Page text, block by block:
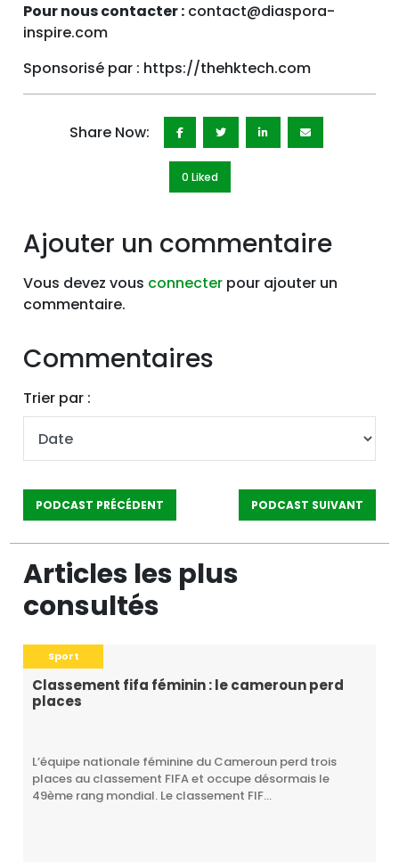
Pour nous contacter : contact@diaspora-
inspire.com
Sponsorisé par : https://thehktech.com
Share Now:
0 Liked
Ajouter un commentaire
Vous devez vous connecter pour ajouter un
commentaire.
Commentaires
Trier par :
PODCAST PRÉCÉDENT PODCAST SUIVANT
Articles les plus
consultés
Sport
Classement fifa féminin : le cameroun perd
places
L’équipe nationale féminine du Cameroun perd trois
places au classement FIFA et occupe désormais le
49ème rang mondial. Le classement FIF...